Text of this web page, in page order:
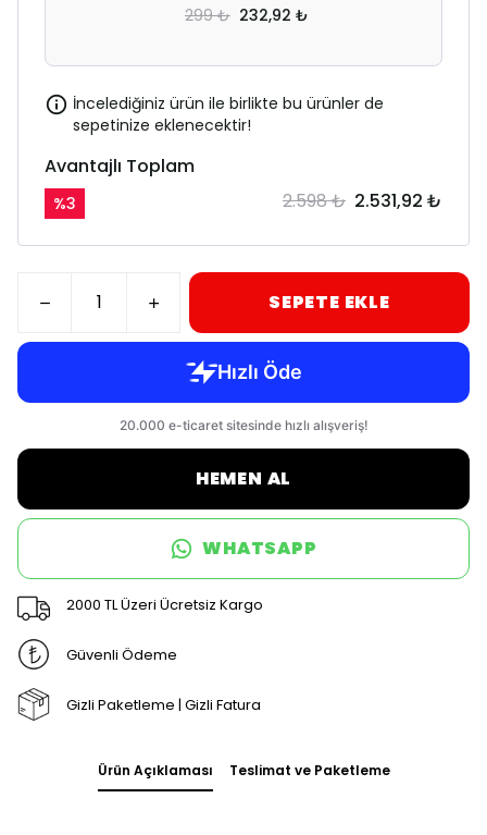
299 ₺ 232,92 ₺
İncelediğiniz ürün ile birlikte bu ürünler de
sepetinize eklenecektir!
Avantajlı Toplam
%3 2.598 ₺ 2.531,92 ₺
SEPETE EKLE
HEMEN AL
WHATSAPP
2000 TL Üzeri Ücretsiz Kargo
Güvenli Ödeme
Gizli Paketleme | Gizli Fatura
Ürün Açıklaması Teslimat ve Paketleme